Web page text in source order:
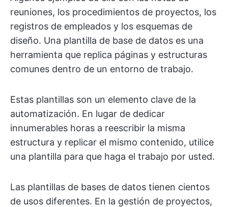
reuniones, los procedimientos de proyectos, los
registros de empleados y los esquemas de
diseño. Una plantilla de base de datos es una
herramienta que replica páginas y estructuras
comunes dentro de un entorno de trabajo.
Estas plantillas son un elemento clave de la
automatización. En lugar de dedicar
innumerables horas a reescribir la misma
estructura y replicar el mismo contenido, utilice
una plantilla para que haga el trabajo por usted.
Las plantillas de bases de datos tienen cientos
de usos diferentes. En la gestión de proyectos,